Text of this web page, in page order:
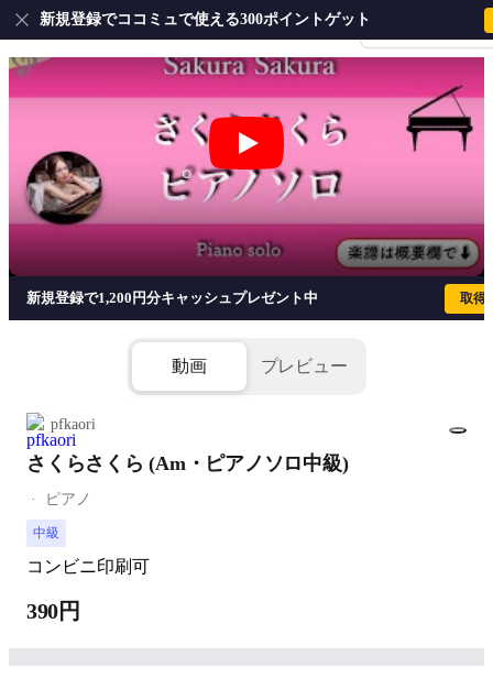
会員登録・ログイ
新規登録でココミュで使える300ポイントゲット
さくらさくら (Am・ピアノソロ中級)
新規登録で1,200円分キャッシュプレゼント中 取得
動画 プレビュー
pfkaori
さくらさくら (Am・ピアノソロ中級)
ピアノ
中級
コンビニ印刷可
390円